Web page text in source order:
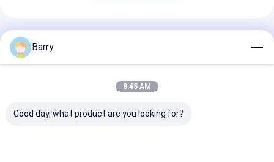
Produits Recommandés
Barry
8:45 AM
Good day, what product are you looking for?